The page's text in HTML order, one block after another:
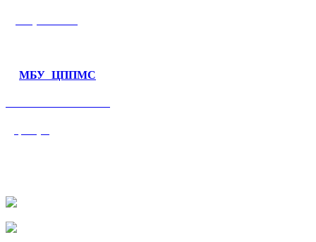
МБУ ЦППМС